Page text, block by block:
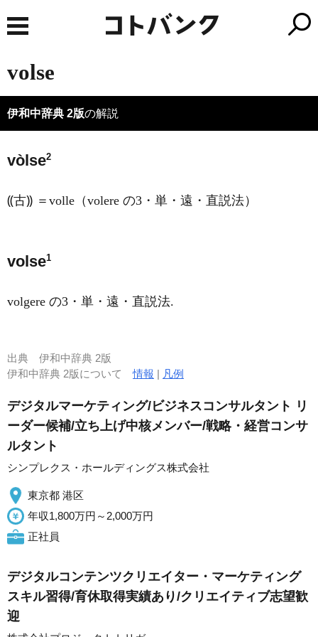
volse
伊和中辞典 2版の解説
vòlse2
⸨古⸩ ＝volle（volere の3・単・遠・直説法）
volse1
volgere の3・単・遠・直説法.
出典 伊和中辞典 2版
伊和中辞典 2版について情報 | 凡例
デジタルマーケティング/ビジネスコンサルタント リ
ーダー候補/立ち上げ中核メンバー/戦略・経営コンサ
ルタント
シンプレクス・ホールディングス株式会社
東京都 港区
年収1,800万円～2,000万円
正社員
デジタルコンテンツクリエイター・マーケティング
スキル習得/育休取得実績あり/クリエイティブ志望歓
迎